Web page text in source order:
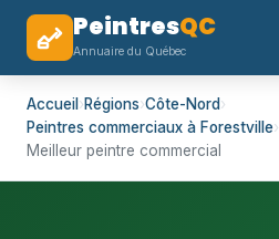
PeintresQC
Annuaire du Québec
Accueil ›Régions›Côte-Nord›
Peintres commerciaux à Forestville›
Meilleur peintre commercial